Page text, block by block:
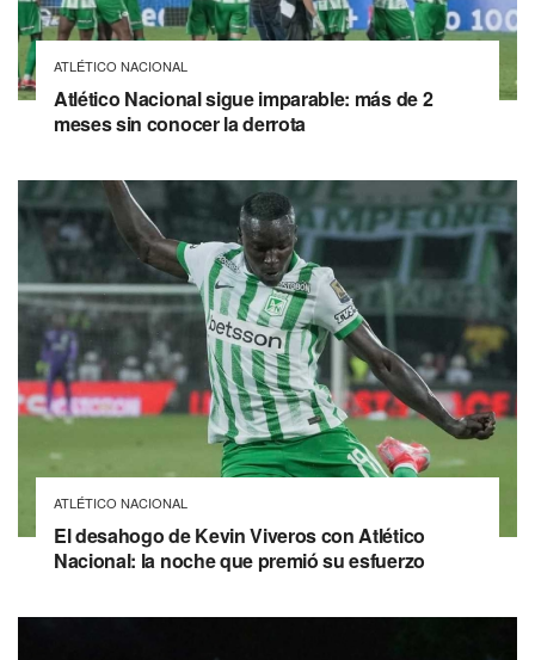
ATLÉTICO NACIONAL
Atlético Nacional sigue imparable: más de 2
meses sin conocer la derrota
ATLÉTICO NACIONAL
El desahogo de Kevin Viveros con Atlético
Nacional: la noche que premió su esfuerzo